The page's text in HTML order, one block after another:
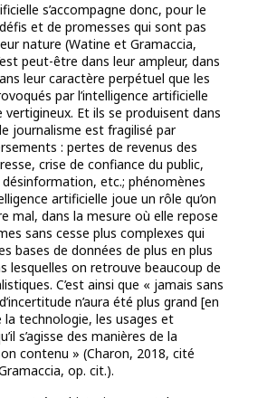
s’accompagne donc, pour le
et de promesses qui sont pas
nature (Watine et Gramaccia,
peut-être dans leur ampleur, dans
leur caractère perpétuel que les
par l’intelligence artificielle
Et ils se produisent dans
journalisme est fragilisé par
: pertes de revenus des
crise de confiance du public,
etc.; phénomènes
artificielle joue un rôle qu’on
mal, dans la mesure où elle repose
sans cesse plus complexes qui
bases de données de plus en plus
lesquelles on retrouve beaucoup de
C’est ainsi que « jamais sans
n’aura été plus grand [en
la technologie, les usages et
s’agisse des manières de la
contenu » (Charon, 2018, cité
op. cit.).